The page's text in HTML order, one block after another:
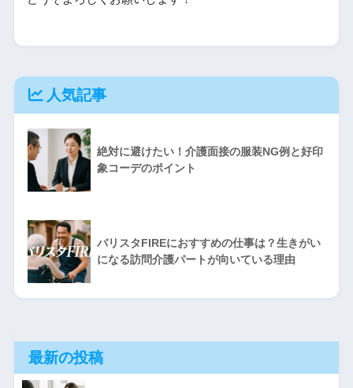
人気記事
絶対に避けたい！介護面接の服装NG例と好印
象コーデのポイント
バリスタFIREにおすすめの仕事は？生きがい
になる訪問介護パートが向いている理由
最新の投稿